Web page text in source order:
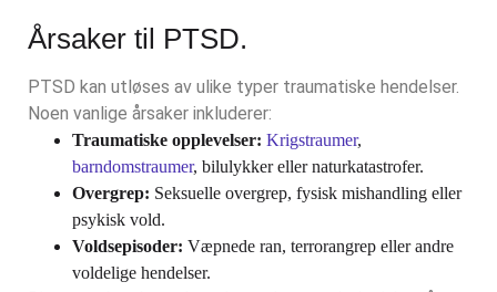
Årsaker til PTSD.
PTSD kan utløses av ulike typer traumatiske hendelser.
Noen vanlige årsaker inkluderer:
Traumatiske opplevelser: Krigstraumer,
barndomstraumer, bilulykker eller naturkatastrofer.
Overgrep: Seksuelle overgrep, fysisk mishandling eller
psykisk vold.
Voldsepisoder: Væpnede ran, terrorangrep eller andre
voldelige hendelser.